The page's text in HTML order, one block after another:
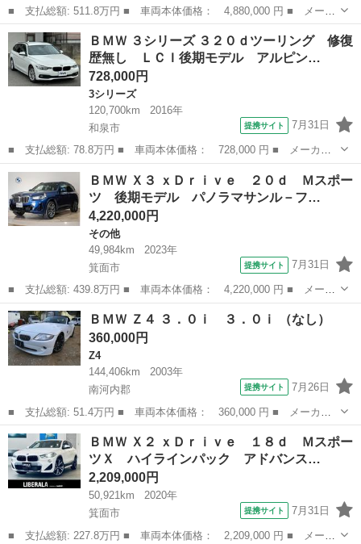
■ 支払総額: 511.8万円 ■ 車両本体価格： 4,880,000 円 ■ メーカ
ー名： ＢＭＷ ■ 車種名： Ｘ３ ■ グレード名： ｘＤｒｉｖ
ｅ ２０ｄ Ｍスポーツ セレクトパッケージ・サンルーフ・ｈａｒ
ｍａｎ／ｋ...
大阪 大阪市
ＢＭＷ ３シリーズ ３２０ｄツーリング 修復
歴無し ＬＣＩ後期モデル アルピン…
728,000円
3シリーズ
120,700km
2016年
和泉市
提携サイト 7月31日
■ 支払総額: 78.8万円 ■ 車両本体価格： 728,000 円 ■ メーカー
名： ＢＭＷ ■ 車種名： ３シリーズ ■ グレード名： ３２０ｄ
ツーリング 修復歴無し ＬＣＩ後期モデル アルピンホワイト Ｌ
ＥＤヘッドラ...
大阪 和泉市
ＢＭＷ Ｘ３ ｘＤｒｉｖｅ ２０ｄ Ｍスポー
ツ 後期モデル パノラマサンル－フ…
4,220,000円
その他
49,984km
2023年
箕面市
提携サイト 7月31日
■ 支払総額: 439.8万円 ■ 車両本体価格： 4,220,000 円 ■ メーカ
ー名： ＢＭＷ ■ 車種名： Ｘ３ ■ グレード名： ｘＤｒｉｖ
ｅ ２０ｄ Ｍスポーツ 後期モデル パノラマサンル－フ Ｈａｒ
ｍａｎｋａ...
大阪 箕面市
ＢＭＷ Ｚ４ ３．０ｉ ３．０ｉ （なし）
360,000円
Z4
144,406km
2003年
南河内郡
提携サイト 7月26日
■ 支払総額: 51.4万円 ■ 車両本体価格： 360,000 円 ■ メーカー
名： ＢＭＷ ■ 車種名： Ｚ４ ■ グレード名： ３．０ｉ ３．
０ｉ ■ 排気量： 3000cc ■ ドア枚数： オープン ■ ミッショ
ン...
大阪 南河内郡
ＢＭＷ Ｘ２ ｘＤｒｉｖｅ １８ｄ Ｍスポー
ツＸ ハイラインパック アドバンス…
2,209,000円
50,921km
2020年
箕面市
提携サイト 7月31日
■ 支払総額: 227.8万円 ■ 車両本体価格： 2,209,000 円 ■ メーカ